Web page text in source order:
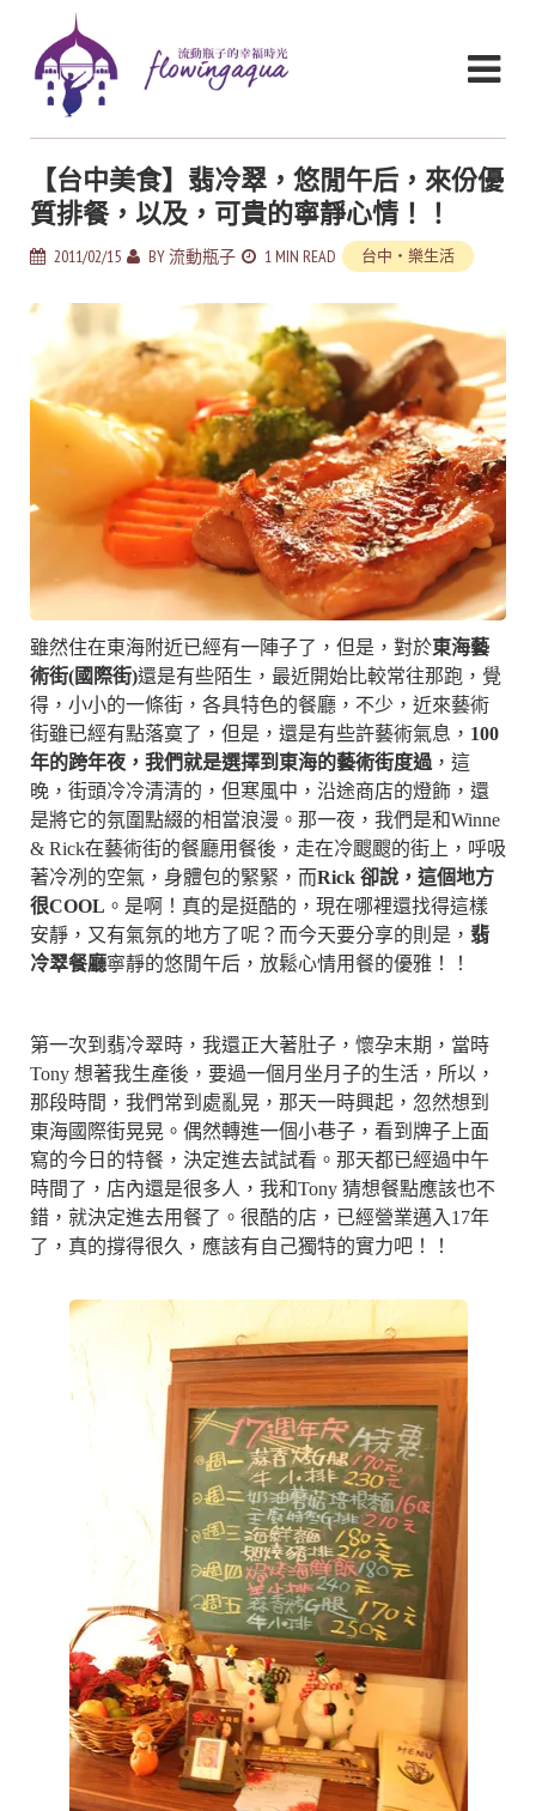
【台中美食】翡冷翠，悠閒午后，來份優
質排餐，以及，可貴的寧靜心情！！
2011/02/15 BY流動瓶子 1 MIN READ 台中・樂生活
雖然住在東海附近已經有一陣子了，但是，對於東海藝
術街(國際街)還是有些陌生，最近開始比較常往那跑，覺
得，小小的一條街，各具特色的餐廳，不少，近來藝術
街雖已經有點落寞了，但是，還是有些許藝術氣息， 100
年的跨年夜，我們就是選擇到東海的藝術街度過，這
晚，街頭冷冷清清的，但寒風中，沿途商店的燈飾，還
是將它的氛圍點綴的相當浪漫。那一夜，我們是和Winne
& Rick在藝術街的餐廳用餐後，走在冷颼颼的街上，呼吸
著冷冽的空氣，身體包的緊緊，而Rick 卻說，這個地方
很COOL 。是啊！真的是挺酷的，現在哪裡還找得這樣
安靜，又有氣氛的地方了呢？而今天要分享的則是， 翡
冷翠餐廳寧靜的悠閒午后，放鬆心情用餐的優雅！！
第一次到翡冷翠時，我還正大著肚子，懷孕末期，當時
Tony 想著我生產後，要過一個月坐月子的生活，所以，
那段時間，我們常到處亂晃，那天一時興起，忽然想到
東海國際街晃晃。偶然轉進一個小巷子，看到牌子上面
寫的今日的特餐，決定進去試試看。那天都已經過中午
時間了，店內還是很多人，我和Tony 猜想餐點應該也不
錯，就決定進去用餐了。很酷的店，已經營業邁入17年
了，真的撐得很久，應該有自己獨特的實力吧！！